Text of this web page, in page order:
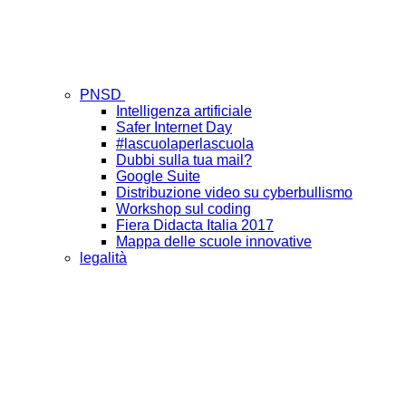
PNSD
Intelligenza artificiale
Safer Internet Day
#lascuolaperlascuola
Dubbi sulla tua mail?
Google Suite
Distribuzione video su cyberbullismo
Workshop sul coding
Fiera Didacta Italia 2017
Mappa delle scuole innovative
legalità